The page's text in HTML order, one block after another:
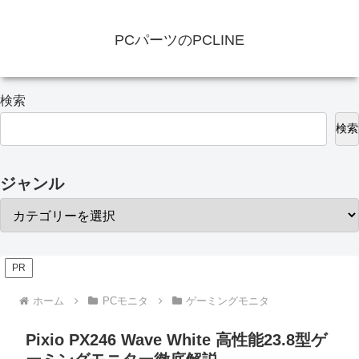
PCパーツのPCLINE
検索
検索
ジャンル
PR
ホーム PCモニタ ゲーミングモニタ
Pixio PX246 Wave White 高性能23.8型ゲ